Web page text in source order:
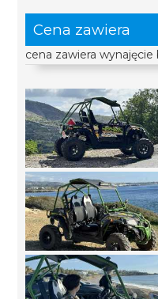
Cena zawiera
cena zawiera